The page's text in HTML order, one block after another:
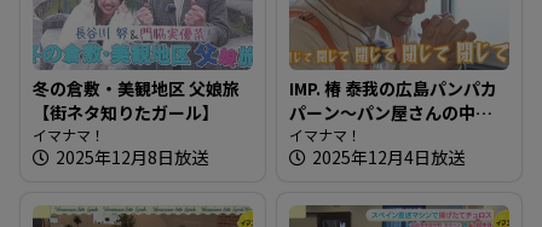
冬の倉敷・美観地区 父娘旅
【街ネタ知りたガール】
イマナマ！
2025年12月8日放送
IMP. 椿 泰我の広島パンパカ
パーン～パン屋さんの中に
鉄板！？鉄板で作るカフェ
メニューも豊富な人気店
イマナマ！
2025年12月4日放送